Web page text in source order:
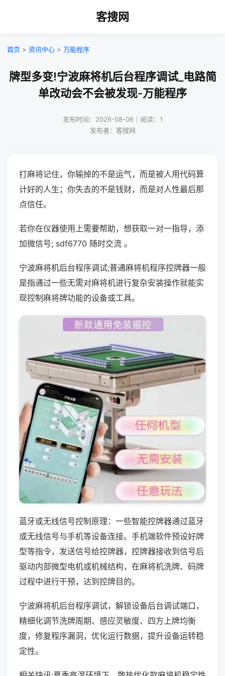
客搜网
首页 > 资讯中心 > 万能程序
牌型多变!宁波麻将机后台程序调试_电路简
单改动会不会被发现-万能程序
发布时间：2026-08-06｜阅读：1
发布者：客搜网
打麻将记住，你输掉的不是运气，而是被人用代码算
计好的人生；你失去的不是钱财，而是对人性最后那
点信任。
若你在仪器使用上需要帮助，想获取一对一指导，添
加微信号; sdf6770 随时交流 。
宁波麻将机后台程序调试;普通麻将机程序控牌器一般
是指通过一些无需对麻将机进行复杂安装操作就能实
现控制麻将牌功能的设备或工具。
蓝牙或无线信号控制原理：一些智能控牌器通过蓝牙
或无线信号与手机等设备连接。手机端软件预设好牌
型等指令，发送信号给控牌器，控牌器接收到信号后
驱动内部微型电机或机械结构，在麻将机洗牌、码牌
过程中进行干预，达到控牌目的。
宁波麻将机后台程序调试，解锁设备后台调试端口，
精细化调节洗牌周期、感应灵敏度、四方上牌均衡
度，修复程序漏洞，优化运行数据，提升设备运转稳
定性。